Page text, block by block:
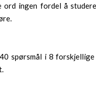
ord ingen fordel å
spørsmål i 8